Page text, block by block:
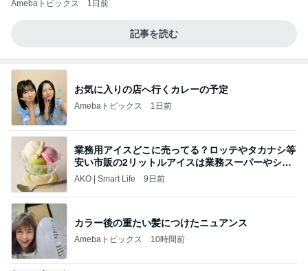
Amebaトピックス 1日前
記事を読む
お気に入りの店へ行くカレーの予定
Amebaトピックス 1日前
業務用アイスどこに売ってる？ロッテやタカナシ等
安い市販の2リットルアイスは業務スーパーやシャ
トレ
AKO | Smart Life 9日前
カラー後の重たい髪につけたニュアンス
Amebaトピックス 10時間前